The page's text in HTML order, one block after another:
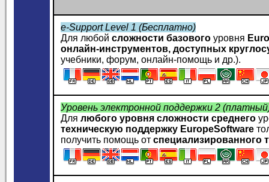
e-Support Level 1 (Бесплатно)
Для любой сложности базового уровня
онлайн-инструментов, доступных
учебники, форум, онлайн-помощь и др.).
Уровень электронной поддержки 2
Для любого уровня сложности среднего
техническую поддержку EuropeSoftware
получить помощь от специализированного